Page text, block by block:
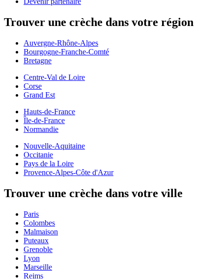
Trouver une crèche dans votre région
Auvergne-Rhône-Alpes
Bourgogne-Franche-Comté
Bretagne
Centre-Val de Loire
Corse
Grand Est
Hauts-de-France
Île-de-France
Normandie
Nouvelle-Aquitaine
Occitanie
Pays de la Loire
Provence-Alpes-Côte d'Azur
Trouver une crèche dans votre ville
Paris
Colombes
Malmaison
Puteaux
Grenoble
Lyon
Marseille
Reims